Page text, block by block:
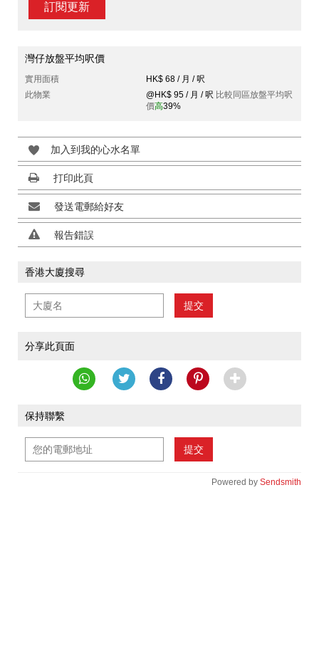
訂閱更新
灣仔放盤平均呎價
實用面積
HK$ 68 / 月 / 呎
此物業
@HK$ 95 / 月 / 呎 比較同區放盤平均呎
價高39%
加入到我的心水名單
打印此頁
發送電郵給好友
報告錯誤
香港大廈搜尋
提交
分享此頁面
保持聯繫
提交
Powered by Sendsmith